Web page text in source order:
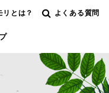
リとは？ よくある質問